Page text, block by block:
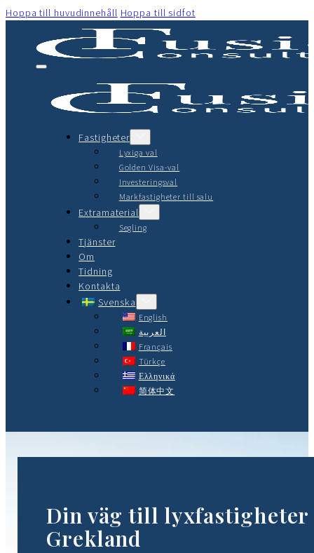
Hoppa till huvudinnehåll Hoppa till sidfot
Fastigheter
Lyxiga val
Golden Visa-val
Investeringsval
Markfastigheter till salu
Extramaterial
Segling
Tjänster
Om
Tidning
Kontakta
Svenska
English
العربية
Français
Türkçe
Ελληνικά
简体中文
Din väg till
Grekland